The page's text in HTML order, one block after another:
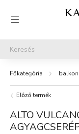
Előző termék
ALTO